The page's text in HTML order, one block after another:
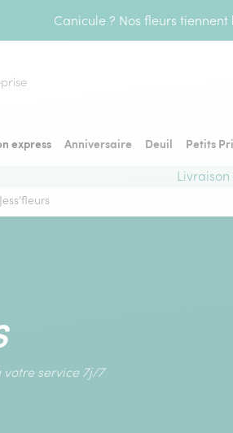
Canicule ? Nos fleurs
express Anniversaire Deuil Petits
Jess’fleurs
service 7j/7